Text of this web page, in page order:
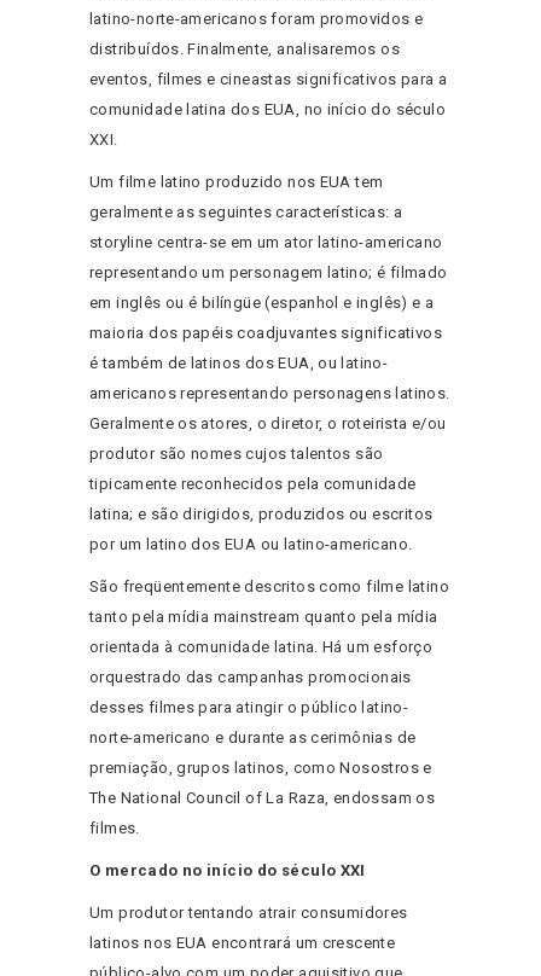
latino-norte-americanos foram promovidos e
distribuídos. Finalmente, analisaremos os
eventos, filmes e cineastas significativos para a
comunidade latina dos EUA, no início do século
XXI.
Um filme latino produzido nos EUA tem
geralmente as seguintes características: a
storyline centra-se em um ator latino-americano
representando um personagem latino; é filmado
em inglês ou é bilíngüe (espanhol e inglês) e a
maioria dos papéis coadjuvantes significativos
é também de latinos dos EUA, ou latino-
americanos representando personagens latinos.
Geralmente os atores, o diretor, o roteirista e/ou
produtor são nomes cujos talentos são
tipicamente reconhecidos pela comunidade
latina; e são dirigidos, produzidos ou escritos
por um latino dos EUA ou latino-americano.
São freqüentemente descritos como filme latino
tanto pela mídia mainstream quanto pela mídia
orientada à comunidade latina. Há um esforço
orquestrado das campanhas promocionais
desses filmes para atingir o público latino-
norte-americano e durante as cerimônias de
premiação, grupos latinos, como Nosostros e
The National Council of La Raza, endossam os
filmes.
O mercado no início do século XXI
Um produtor tentando atrair consumidores
latinos nos EUA encontrará um crescente